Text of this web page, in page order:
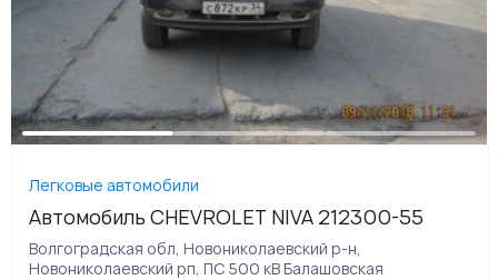
Легковые автомобили
Автомобиль CHЕVROLET NIVA 212300-55
Волгоградская обл, Новониколаевский р-н,
Новониколаевский рп, ПС 500 кВ Балашовская